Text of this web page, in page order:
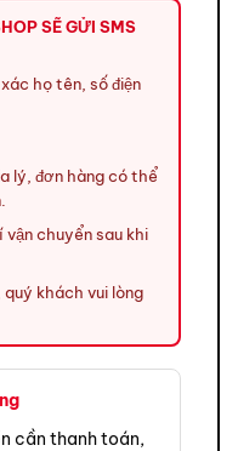
SẼ GỬI SMS
họ tên, số điện
lý, đơn hàng có thể
vận chuyển sau khi
khách vui lòng
cần thanh toán,